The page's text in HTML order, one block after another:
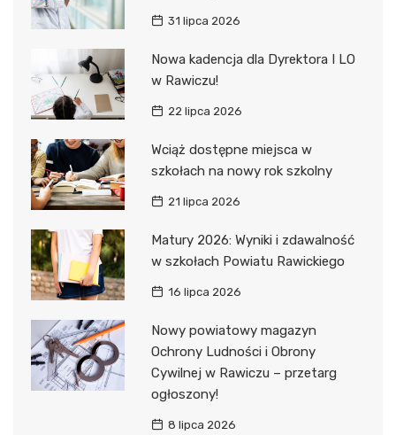
31 lipca 2026
Nowa kadencja dla Dyrektora I LO
w Rawiczu!
22 lipca 2026
Wciąż dostępne miejsca w
szkołach na nowy rok szkolny
21 lipca 2026
Matury 2026: Wyniki i zdawalność
w szkołach Powiatu Rawickiego
16 lipca 2026
Nowy powiatowy magazyn
Ochrony Ludności i Obrony
Cywilnej w Rawiczu – przetarg
ogłoszony!
8 lipca 2026